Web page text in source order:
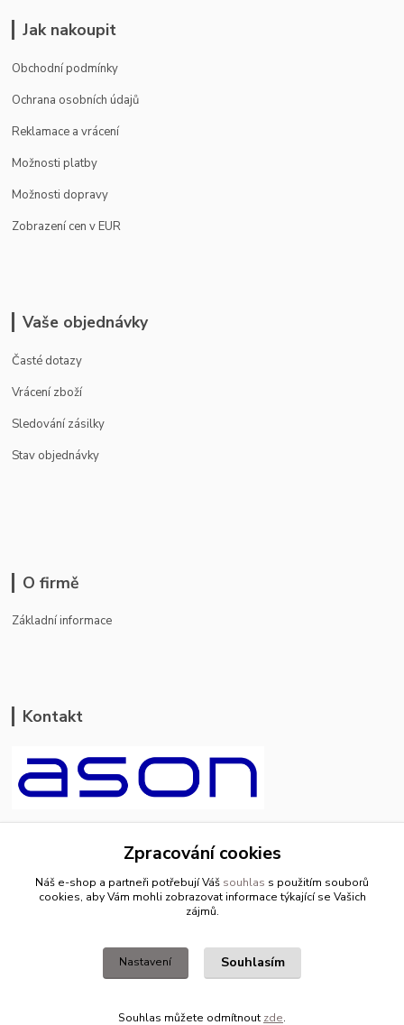
Jak nakoupit
Obchodní podmínky
Ochrana osobních údajů
Reklamace a vrácení
Možnosti platby
Možnosti dopravy
Zobrazení cen v EUR
Vaše objednávky
Časté dotazy
Vrácení zboží
Sledování zásilky
Stav objednávky
O firmě
Základní informace
Kontakt
+420 799 500 769
pracovní dny 8-11hod.,13-15hod.
Zpracování cookies
Náš e-shop a partneři potřebují Váš souhlas s použitím souborů
cookies, aby Vám mohli zobrazovat informace týkající se Vašich
zájmů.
Nastavení Souhlasím
Souhlas můžete odmítnout zde.